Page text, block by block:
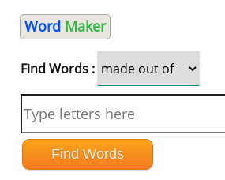
Word Maker
Find Words :